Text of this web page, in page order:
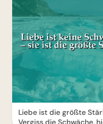
Liebe ist die größte